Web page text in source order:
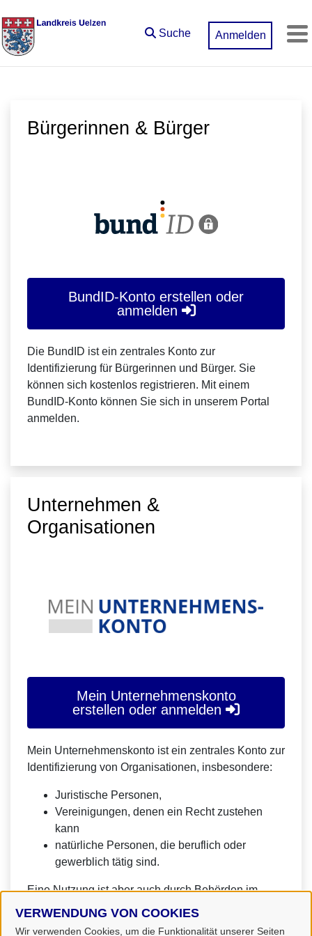
VERWENDUNG VON COOKIES
Wir verwenden Cookies, um die Funktionalität unserer Seiten
Suche Anmelden
Bürgerinnen & Bürger
BundID-Konto erstellen oder
anmelden
Die BundID ist ein zentrales Konto zur
Identifizierung für Bürgerinnen und Bürger. Sie
können sich kostenlos registrieren. Mit einem
BundID-Konto können Sie sich in unserem Portal
anmelden.
Unternehmen &
Organisationen
Mein Unternehmenskonto
erstellen oder anmelden
Mein Unternehmenskonto ist ein zentrales Konto zur
Identifizierung von Organisationen, insbesondere:
Juristische Personen,
Vereinigungen, denen ein Recht zustehen
kann
natürliche Personen, die beruflich oder
gewerblich tätig sind.
Eine Nutzung ist aber auch durch Behörden im
Sinne von § 1 Abs. 4 Verwaltungsverfahrensgesetz